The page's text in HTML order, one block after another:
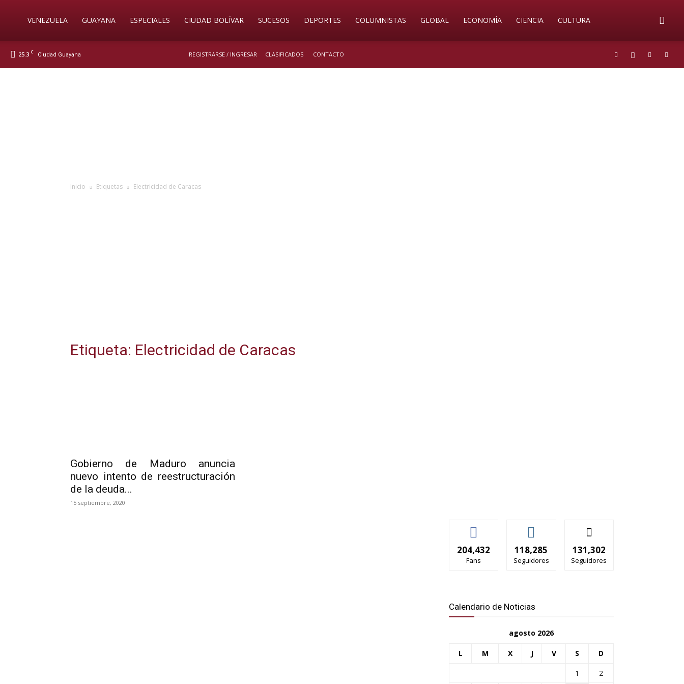
SoyVENEZUELA GUAYANA ESPECIALES CIUDAD BOLÍVAR SUCESOS DEPORTES COLUMNISTAS GLOBAL ECONOMÍA CIENCIA CULTURA
25.3 C Ciudad Guayana REGISTRARSE / INGRESAR CLASIFICADOS CONTACTO
Inicio Etiquetas Electricidad de Caracas
Etiqueta: Electricidad de Caracas
Gobierno de Maduro anuncia
nuevo intento de reestructuración
de la deuda...
15 septiembre, 2020
204,432
Fans
118,285
Seguidores
131,302
Seguidores
Calendario de Noticias
agosto 2026
L M X J V S D
1 2